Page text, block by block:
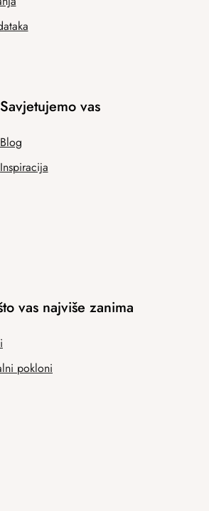
Savjetujemo vas
Blog
Inspiracija
vas najviše zanima
pokloni